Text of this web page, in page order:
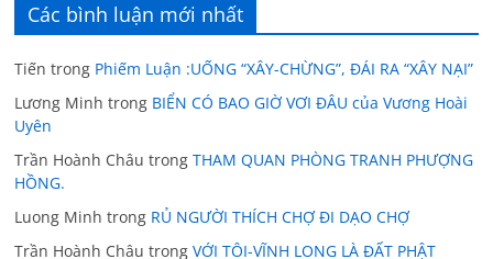
Các bình luận mới nhất
Tiến trong Phiếm Luận :UỐNG “XÂY-CHỪNG”, ĐÁI RA “XÂY NẠI”
Lương Minh trong BIỂN CÓ BAO GIỜ VƠI ĐÂU của Vương Hoài
Uyên
Trần Hoành Châu trongTHAM QUAN PHÒNG TRANH PHƯỢNG
HỒNG.
Luong Minh trong RỦ NGƯỜI THÍCH CHỢ ĐI DẠO CHỢ
Trần Hoành Châu trongVỚI TÔI-VĨNH LONG LÀ ĐẤT PHẬT